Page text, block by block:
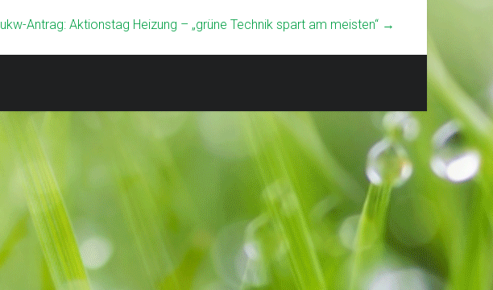
ukw-Antrag: Aktionstag Heizung – „grüne Technik spart am meisten“ →
Impressum Datenschutzerklärung ukw Spendenkonto